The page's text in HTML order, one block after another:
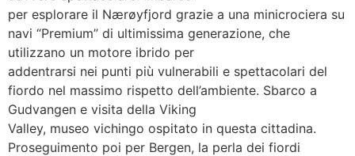
per esplorare il Nærøyfjord grazie a una minicrociera su
navi “Premium” di ultimissima generazione, che
utilizzano un motore ibrido per
addentrarsi nei punti più vulnerabili e spettacolari del
fiordo nel massimo rispetto dell’ambiente. Sbarco a
Gudvangen e visita della Viking
Valley, museo vichingo ospitato in questa cittadina.
Proseguimento poi per Bergen, la perla dei fiordi